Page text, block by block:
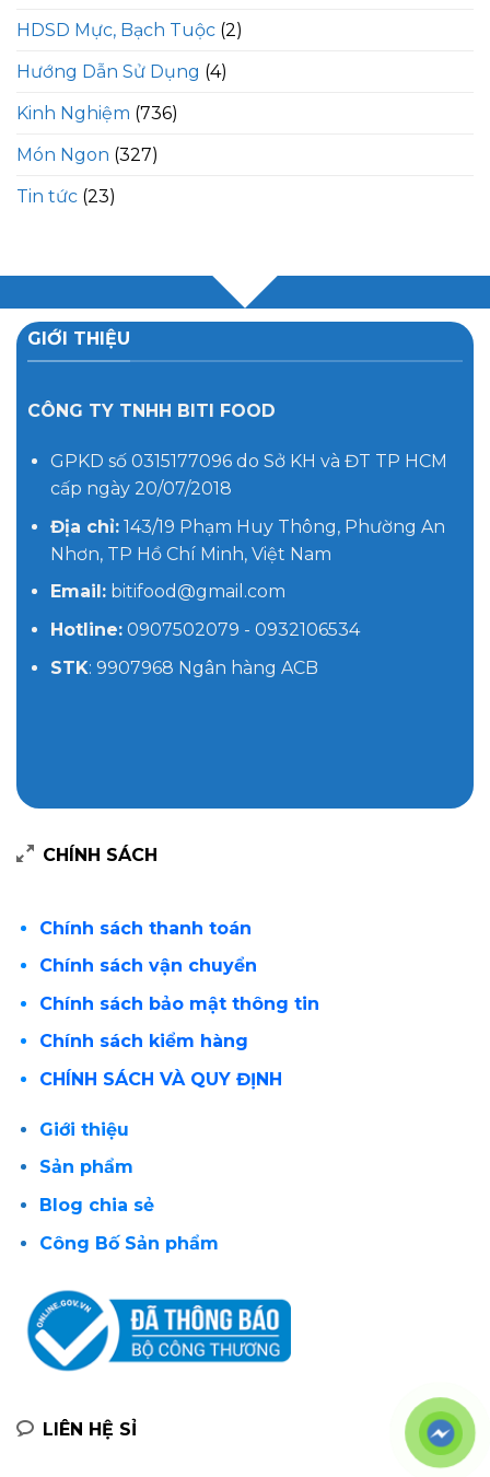
HDSD Mực, Bạch Tuộc (2)
Hướng Dẫn Sử Dụng (4)
Kinh Nghiệm (736)
Món Ngon (327)
Tin tức (23)
GIỚI THIỆU
CÔNG TY TNHH BITI FOOD
GPKD số 0315177096 do Sở KH và ĐT TP HCM
cấp ngày 20/07/2018
Địa chỉ:143/19 Phạm Huy Thông, Phường An
Nhơn, TP Hồ Chí Minh, Việt Nam
Email:bitifood@gmail.com
Hotline:0907502079 - 0932106534
STK: 9907968 Ngân hàng ACB
CHÍNH SÁCH
Chính sách thanh toán
Chính sách vận chuyển
Chính sách bảo mật thông tin
Chính sách kiểm hàng
CHÍNH SÁCH VÀ QUY ĐỊNH
Giới thiệu
Sản phẩm
Blog chia sẻ
Công Bố Sản phẩm
LIÊN HỆ SỈ